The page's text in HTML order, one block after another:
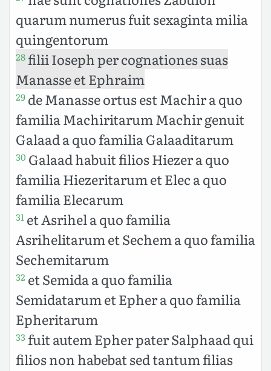
quarum numerus fuit sexaginta milia
quingentorum
28 filii Ioseph per cognationes suas
Manasse et Ephraim
29 de Manasse ortus est Machir a quo
familia Machiritarum Machir genuit
Galaad a quo familia Galaaditarum
30 Galaad habuit filios Hiezer a quo
familia Hiezeritarum et Elec a quo
familia Elecarum
31 et Asrihel a quo familia
Asrihelitarum et Sechem a quo familia
Sechemitarum
32 et Semida a quo familia
Semidatarum et Epher a quo familia
Epheritarum
33 fuit autem Epher pater Salphaad qui
filios non habebat sed tantum filias